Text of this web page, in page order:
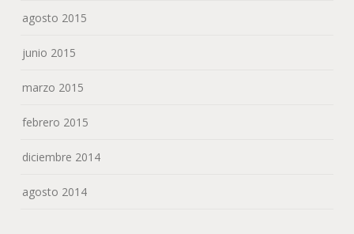
agosto 2015
junio 2015
marzo 2015
febrero 2015
diciembre 2014
agosto 2014